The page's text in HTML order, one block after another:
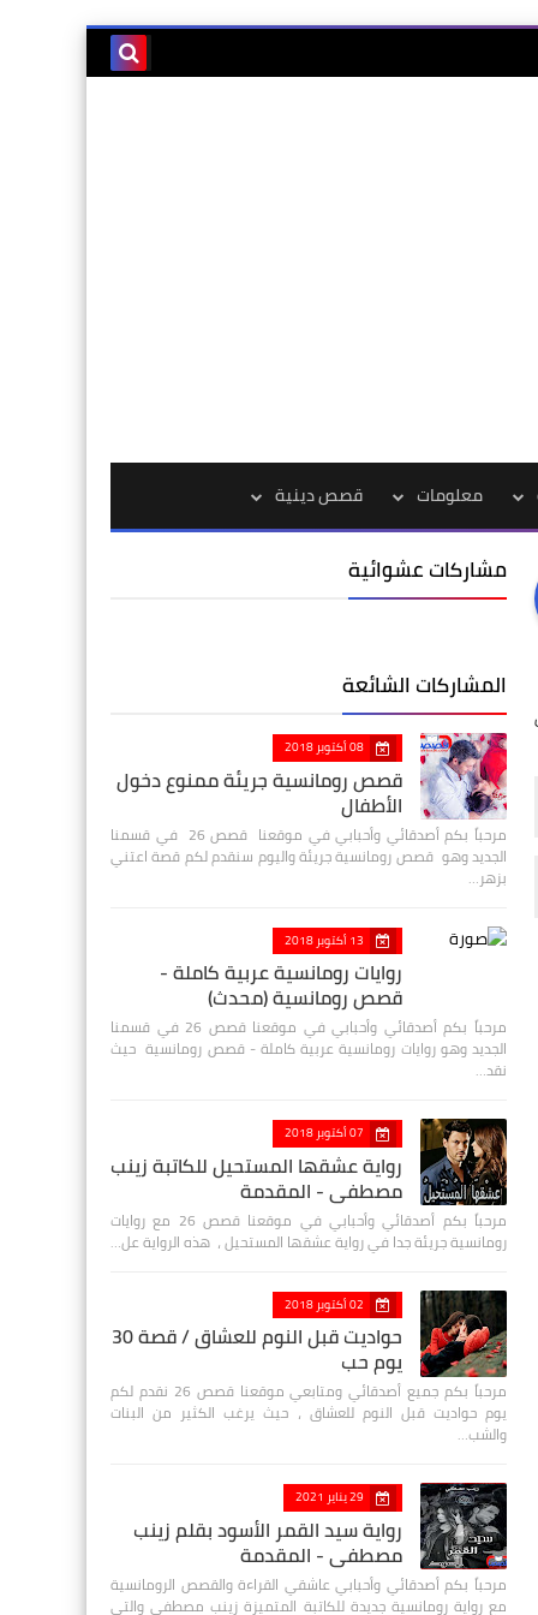
معلومات قصص دينية
مشاركات عشوائية
المشاركات الشائعة
08 أكتوبر 2018
قصص رومانسية جريئة ممنوع دخول
الأطفال
مرحباً بكم أصدقائي وأحبابي في موقعنا قصص 26 في قسمنا
الجديد وهو قصص رومانسية جريئة واليوم سنقدم لكم قصة اعتني
بزهر…
13 أكتوبر 2018
روايات رومانسية عربية كاملة -
قصص رومانسية (محدث)
مرحباً بكم أصدقائي وأحبابي في موقعنا قصص 26 في قسمنا
الجديد وهو روايات رومانسية عربية كاملة - قصص رومانسية حيث
نقد…
07 أكتوبر 2018
رواية عشقها المستحيل للكاتبة زينب
مصطفي - المقدمة
مرحباً بكم أصدقائي وأحبابي في موقعنا قصص 26 مع روايات
رومانسية جريئة جدا في رواية عشقها المستحيل ، هذه الرواية عل…
02 أكتوبر 2018
حواديت قبل النوم للعشاق / قصة 30
يوم حب
مرحباً بكم جميع أصدقائي ومتابعي موقعنا قصص 26 نقدم لكم
يوم حواديت قبل النوم للعشاق ، حيث يرغب الكثير من البنات
والشب…
29 يناير 2021
رواية سيد القمر الأسود بقلم زينب
مصطفي - المقدمة
مرحباً بكم أصدقائي وأحبابي عاشقي القراءة والقصص الرومانسية
مع رواية رومانسية جديدة للكاتبة المتميزة زينب مصطفى والتي